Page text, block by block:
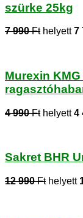
szürke 25kg
7 990 Fthelyett7
Murexin
4 990 Fthelyett4
Sakret BHR
12 990 Fthelyett